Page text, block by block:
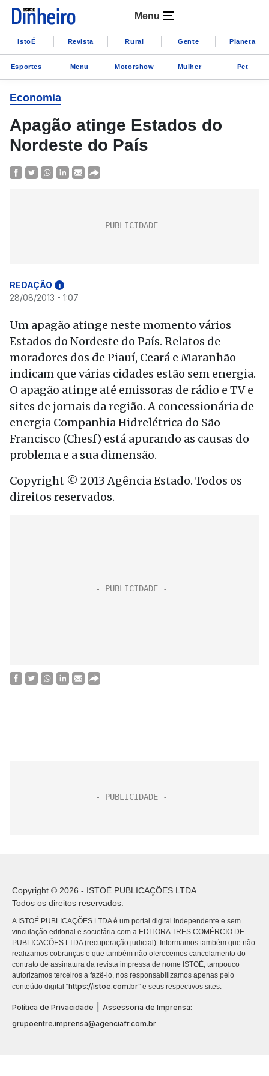
Menu
IstoÉ Revista Rural Gente Planeta
Esportes Menu Motorshow Mulher Pet
Economia
Apagão atinge Estados do
Nordeste do País
REDAÇÃO i
28/08/2013 - 1:07
Um apagão atinge neste momento vários
Estados do Nordeste do País. Relatos de
moradores dos de Piauí, Ceará e Maranhão
indicam que várias cidades estão sem energia.
O apagão atinge até emissoras de rádio e TV e
sites de jornais da região. A concessionária de
energia Companhia Hidrelétrica do São
Francisco (Chesf) está apurando as causas do
problema e a sua dimensão.
Copyright © 2013 Agência Estado. Todos os
direitos reservados.
Copyright © 2026 - ISTOÉ PUBLICAÇÕES LTDA
Todos os direitos reservados.
A ISTOÉ PUBLICAÇÕES LTDA é um portal digital independente e sem
vinculação editorial e societária com a EDITORA TRES COMÉRCIO DE
PUBLICACÕES LTDA (recuperação judicial). Informamos também que não
realizamos cobranças e que também não oferecemos cancelamento do
contrato de assinatura da revista impressa de nome ISTOÉ, tampouco
autorizamos terceiros a fazê-lo, nos responsabilizamos apenas pelo
conteúdo digital “https://istoe.com.br” e seus respectivos sites.
Política de Privacidade
Assessoria de Imprensa:
grupoentre.imprensa@agenciafr.com.br